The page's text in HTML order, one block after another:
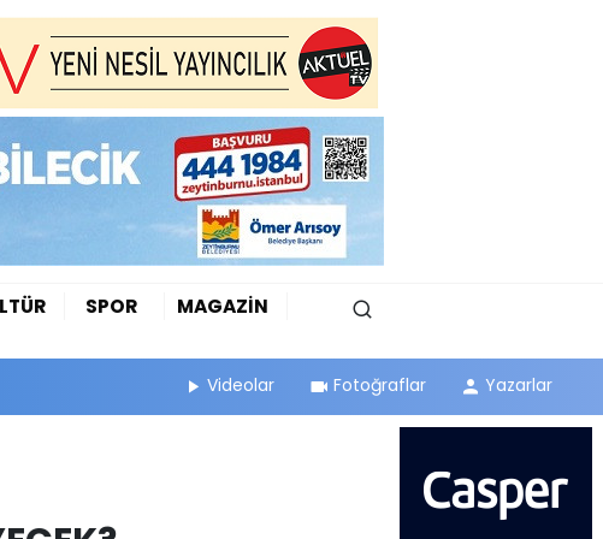
SPOR
MAGAZİN
Videolar Fotoğraflar Yazarlar